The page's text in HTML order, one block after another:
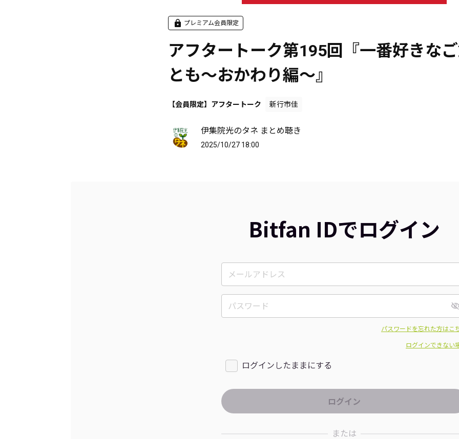
プレミアム会員限定
アフタートーク第195回『一番好きな
とも～おかわり編～』
【会員限定】アフタートーク 新行市佳
伊集院光のタネ まとめ聴き
2025/10/27 18:00
Bitfan IDでログイン
パスワードを忘れた方はこ
ログインできない
ログインしたままにする
または